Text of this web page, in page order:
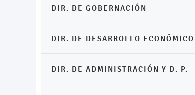
DIR. DE GOBERNACIÓN
DIR. DE DESARROLLO ECONÓMICO
DIR. DE ADMINISTRACIÓN Y D. P.